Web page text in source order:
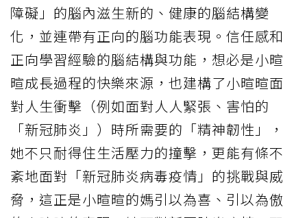
障礙」的腦內滋生新的、健康的腦結構變
化，並連帶有正向的腦功能表現。信任感和
正向學習經驗的腦結構與功能，想必是小暄
暄成長過程的快樂來源，也建構了小暄暄面
對人生衝擊（例如面對人人緊張、害怕的
「新冠肺炎」）時所需要的「精神韌性」，
她不只耐得住生活壓力的撞擊，更能有條不
紊地面對「新冠肺炎病毒疫情」的挑戰與威
脅，這正是小暄暄的媽引以為喜、引以為傲